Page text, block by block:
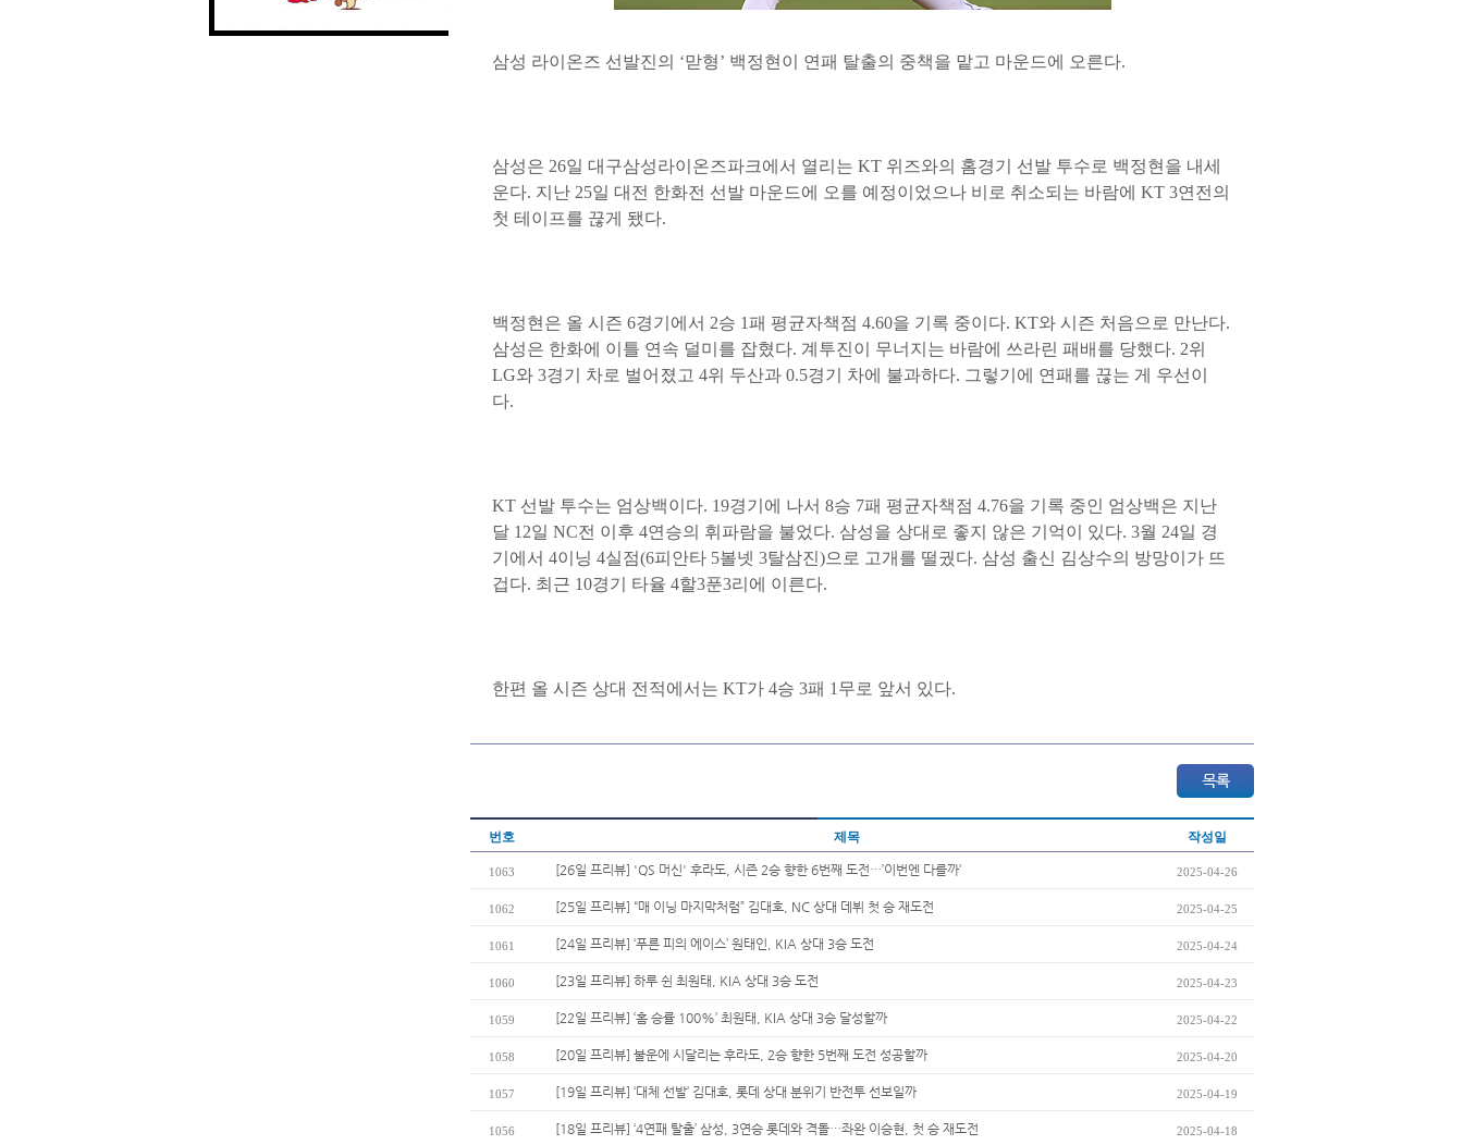
삼성 라이온즈 선발진의 ‘맏형’ 백정현이 연패 탈출의 중책을 맡고 마운드에 오른다.
삼성은 26일 대구삼성라이온즈파크에서 열리는 KT 위즈와의 홈경기 선발 투수로 백정현을 내세
운다. 지난 25일 대전 한화전 선발 마운드에 오를 예정이었으나 비로 취소되는 바람에 KT 3연전의
첫 테이프를 끊게 됐다.
백정현은 올 시즌 6경기에서 2승 1패 평균자책점 4.60을 기록 중이다. KT와 시즌 처음으로 만난다.
삼성은 한화에 이틀 연속 덜미를 잡혔다. 계투진이 무너지는 바람에 쓰라린 패배를 당했다. 2위
LG와 3경기 차로 벌어졌고 4위 두산과 0.5경기 차에 불과하다. 그렇기에 연패를 끊는 게 우선이
다.
KT 선발 투수는 엄상백이다. 19경기에 나서 8승 7패 평균자책점 4.76을 기록 중인 엄상백은 지난
달 12일 NC전 이후 4연승의 휘파람을 불었다. 삼성을 상대로 좋지 않은 기억이 있다. 3월 24일 경
기에서 4이닝 4실점(6피안타 5볼넷 3탈삼진)으로 고개를 떨궜다. 삼성 출신 김상수의 방망이가 뜨
겁다. 최근 10경기 타율 4할3푼3리에 이른다.
한편 올 시즌 상대 전적에서는 KT가 4승 3패 1무로 앞서 있다.
번호 제목 작성일
1063 [26일 프리뷰] 'QS 머신' 후라도, 시즌 2승 향한 6번째 도전…’이번엔 다를까’ 2025-04-26
1062 [25일 프리뷰] “매 이닝 마지막처럼” 김대호, NC 상대 데뷔 첫 승 재도전 2025-04-25
1061 [24일 프리뷰] ‘푸른 피의 에이스’ 원태인, KIA 상대 3승 도전 2025-04-24
1060 [23일 프리뷰] 하루 쉰 최원태, KIA 상대 3승 도전 2025-04-23
1059 [22일 프리뷰] ‘홈 승률 100%’ 최원태, KIA 상대 3승 달성할까 2025-04-22
1058 [20일 프리뷰] 불운에 시달리는 후라도, 2승 향한 5번째 도전 성공할까 2025-04-20
1057 [19일 프리뷰] ‘대체 선발’ 김대호, 롯데 상대 분위기 반전투 선보일까 2025-04-19
1056 [18일 프리뷰] ‘4연패 탈출’ 삼성, 3연승 롯데와 격돌…좌완 이승현, 첫 승 재도전 2025-04-18